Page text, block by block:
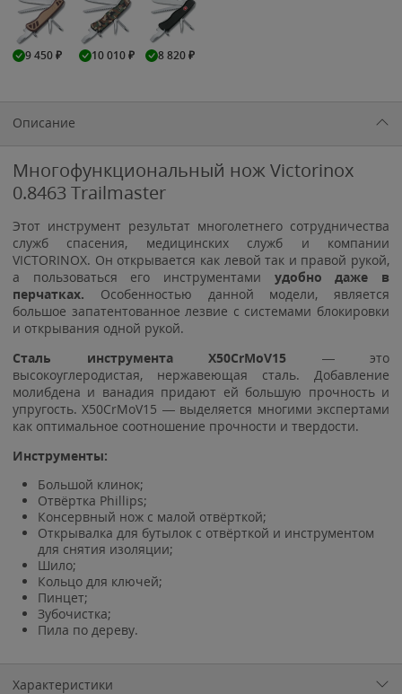
9 450₽ 10 010₽ 8 820₽
Описание
Многофункциональный нож Victorinox
0.8463 Trailmaster
Этот инструмент результат многолетнего сотрудничества
служб спасения, медицинских служб и компании
VICTORINOX. Он открывается как левой так и правой рукой,
а пользоваться его инструментами удобно даже в
перчатках. Особенностью данной модели, является
большое запатентованное лезвие с системами блокировки
и открывания одной рукой.
Сталь инструмента X50CrMoV15 — это
высокоуглеродистая, нержавеющая сталь. Добавление
молибдена и ванадия придают ей большую прочность и
упругость. X50CrMoV15 — выделяется многими экспертами
как оптимальное соотношение прочности и твердости.
Инструменты:
Большой клинок;
Отвёртка Phillips;
Консервный нож с малой отвёрткой;
Открывалка для бутылок с отвёрткой и инструментом
для снятия изоляции;
Шило;
Кольцо для ключей;
Пинцет;
Зубочистка;
Пила по дереву.
Характеристики